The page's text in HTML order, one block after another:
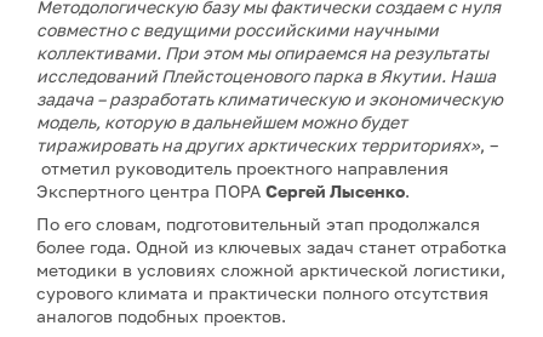
Методологическую базу мы фактически создаем с нуля
совместно с ведущими российскими научными
коллективами. При этом мы опираемся на результаты
исследований Плейстоценового парка в Якутии. Наша
задача – разработать климатическую и экономическую
модель, которую в дальнейшем можно будет
тиражировать на других арктических территориях», –
отметил руководитель проектного направления
Экспертного центра ПОРА Сергей Лысенко.
По его словам, подготовительный этап продолжался
более года. Одной из ключевых задач станет отработка
методики в условиях сложной арктической логистики,
сурового климата и практически полного отсутствия
аналогов подобных проектов.